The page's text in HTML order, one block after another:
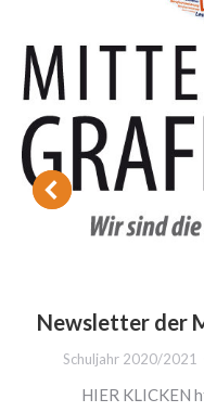
Newsletter der
Schuljahr 2020/2021
HIER KLICKEN